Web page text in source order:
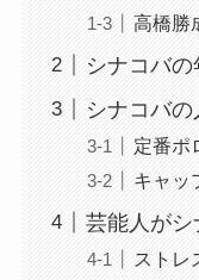
高橋勝
シナコバの
シナコバ
定番ポ
キャッ
芸能人がシ
ストレ